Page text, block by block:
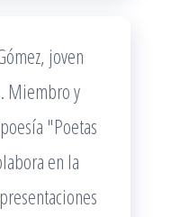
joven
Miembro y
"Poetas
en la